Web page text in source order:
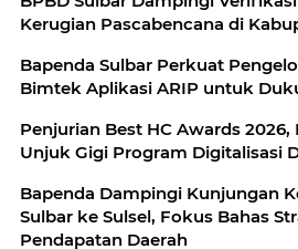
Kerugian Pascabencana di
Bapenda Sulbar Perkuat
Bimtek Aplikasi ARIP untuk
Penjurian Best HC Awards
Unjuk Gigi Program Digitalisasi
Bapenda Dampingi Kunjungan
Sulbar ke Sulsel, Fokus Bahas
Pendapatan Daerah